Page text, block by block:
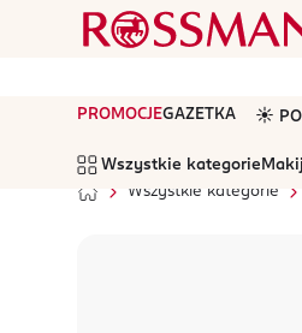
PROMOCJEGAZETKA ☀️
Wszystkie kategorie
Wszystkie kategorie